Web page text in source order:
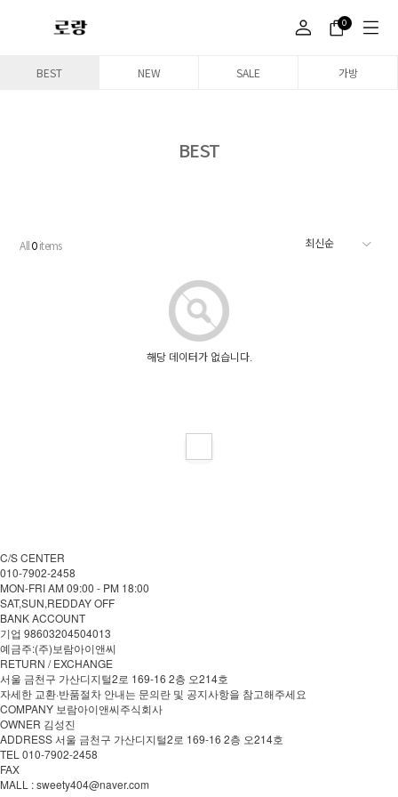
0
BEST NEW SALE 가방
BEST
All0items
해당 데이터가 없습니다.
C/S CENTER
010-7902-2458
MON-FRI AM 09:00 - PM 18:00
SAT,SUN,REDDAY OFF
BANK ACCOUNT
기업 98603204504013
예금주:(주)보람아이앤씨
RETURN / EXCHANGE
서울 금천구 가산디지털2로 169-16 2층 오214호
자세한 교환·반품절차 안내는 문의란 및 공지사항을 참고해주세요
COMPANY 보람아이앤씨주식회사
OWNER 김성진
ADDRESS 서울 금천구 가산디지털2로 169-16 2층 오214호
TEL 010-7902-2458
FAX
MALL : sweety404@naver.com